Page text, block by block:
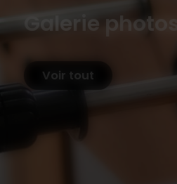
Galerie photos
Voir tout